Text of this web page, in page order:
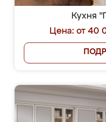
Кухня
Цена: от 40